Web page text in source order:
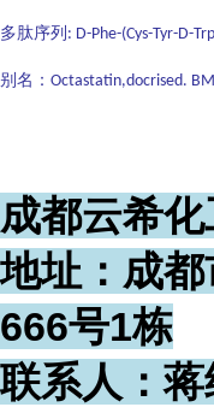
多肽序列 : D-Phe-(Cys-Tyr-D-
别名： Octastatin,docrised.
成都云希
地址：成
666号1栋
联系人：蒋